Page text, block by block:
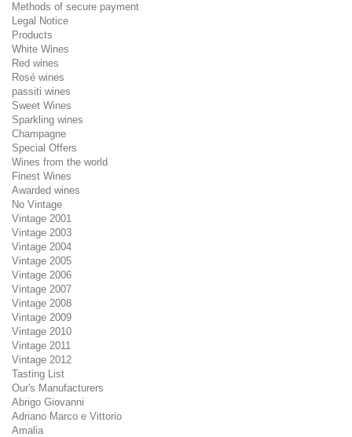
Methods of secure payment
Legal Notice
Products
White Wines
Red wines
Rosé wines
passiti wines
Sweet Wines
Sparkling wines
Champagne
Special Offers
Wines from the world
Finest Wines
Awarded wines
No Vintage
Vintage 2001
Vintage 2003
Vintage 2004
Vintage 2005
Vintage 2006
Vintage 2007
Vintage 2008
Vintage 2009
Vintage 2010
Vintage 2011
Vintage 2012
Tasting List
Our's Manufacturers
Abrigo Giovanni
Adriano Marco e Vittorio
Amalia